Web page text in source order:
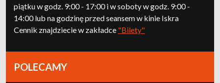
piątku w godz. 9:00 - 17:00 i w soboty w godz. 9:00 -
14:00 lub na godzinę przed seansem w kinie Iskra
Cennik znajdziecie w zakładce "Bilety"
POLECAMY